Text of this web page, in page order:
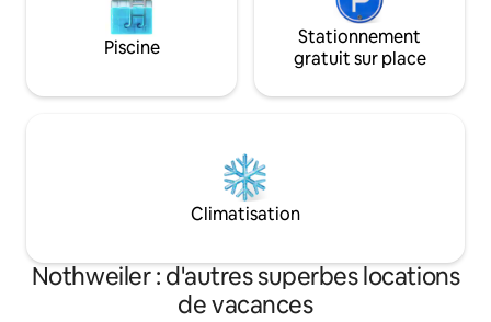
Piscine
Stationnement
gratuit sur place
Climatisation
Nothweiler : d'autres superbes locations
de vacances